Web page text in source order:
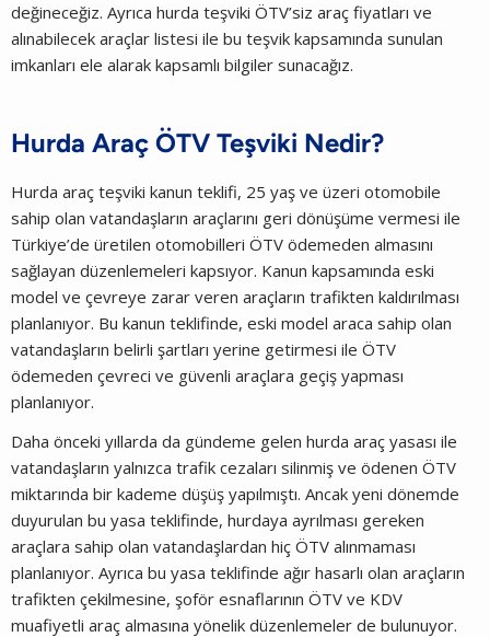
değineceğiz. Ayrıca hurda teşviki ÖTV’siz araç fiyatları ve
alınabilecek araçlar listesi ile bu teşvik kapsamında sunulan
imkanları ele alarak kapsamlı bilgiler sunacağız.
Hurda Araç ÖTV Teşviki Nedir?
Hurda araç teşviki kanun teklifi, 25 yaş ve üzeri otomobile
sahip olan vatandaşların araçlarını geri dönüşüme vermesi ile
Türkiye’de üretilen otomobilleri ÖTV ödemeden almasını
sağlayan düzenlemeleri kapsıyor. Kanun kapsamında eski
model ve çevreye zarar veren araçların trafikten kaldırılması
planlanıyor. Bu kanun teklifinde, eski model araca sahip olan
vatandaşların belirli şartları yerine getirmesi ile ÖTV
ödemeden çevreci ve güvenli araçlara geçiş yapması
planlanıyor.
Daha önceki yıllarda da gündeme gelen hurda araç yasası ile
vatandaşların yalnızca trafik cezaları silinmiş ve ödenen ÖTV
miktarında bir kademe düşüş yapılmıştı. Ancak yeni dönemde
duyurulan bu yasa teklifinde, hurdaya ayrılması gereken
araçlara sahip olan vatandaşlardan hiç ÖTV alınmaması
planlanıyor. Ayrıca bu yasa teklifinde ağır hasarlı olan araçların
trafikten çekilmesine, şoför esnaflarının ÖTV ve KDV
muafiyetli araç almasına yönelik düzenlemeler de bulunuyor.